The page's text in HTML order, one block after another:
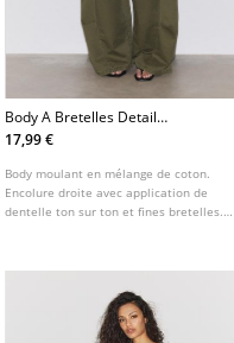
Body A Bretelles Detail
Dentelle
17,99 €
Body moulant en mélange de coton.
Encolure droite avec application de
dentelle ton sur ton et fines bretelles.